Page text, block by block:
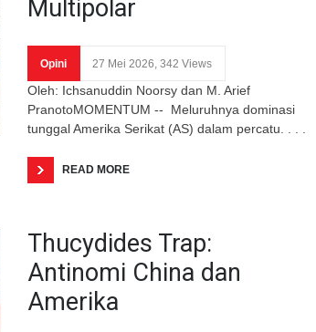
Multipolar
Opini 27 Mei 2026, 342 Views
Oleh: Ichsanuddin Noorsy dan M. Arief
PranotoMOMENTUM -- Meluruhnya dominasi
tunggal Amerika Serikat (AS) dalam percatu. . . .
READ MORE
Thucydides Trap:
Antinomi China dan
Amerika